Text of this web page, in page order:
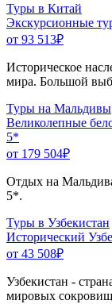
Туры в Китай
Экскурсионные
от 93 513₽
Историческое
мира. Большой
Туры на Мальдивы
Великолепные
5*
от 179 504₽
Отдых на
5*.
Туры в Узбекистан
Исторический
от 43 508₽
Узбекистан -
мировых